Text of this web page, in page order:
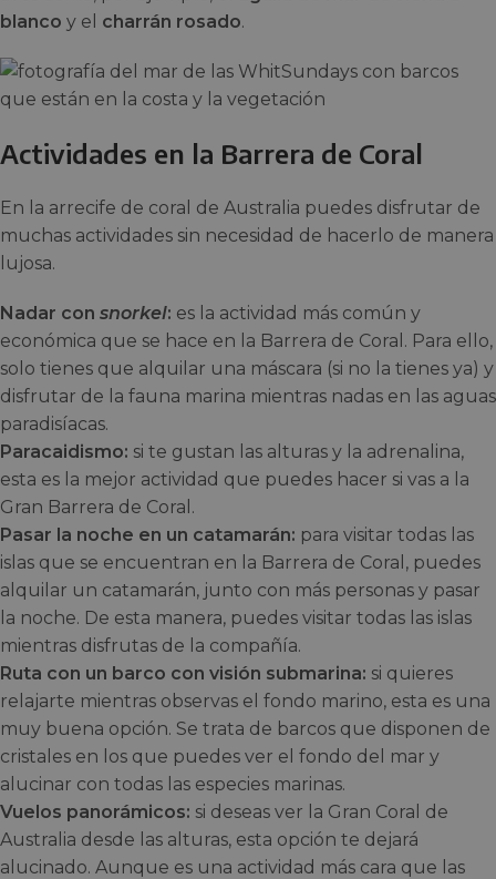
blanco y el charrán rosado.
Actividades en la Barrera de Coral
En la arrecife de coral de Australia puedes disfrutar de
muchas actividades sin necesidad de hacerlo de manera
lujosa.
Nadar con snorkel: es la actividad más común y
económica que se hace en la Barrera de Coral. Para ello,
solo tienes que alquilar una máscara (si no la tienes ya) y
disfrutar de la fauna marina mientras nadas en las aguas
paradisíacas.
Paracaidismo: si te gustan las alturas y la adrenalina,
esta es la mejor actividad que puedes hacer si vas a la
Gran Barrera de Coral.
Pasar la noche en un catamarán: para visitar todas las
islas que se encuentran en la Barrera de Coral, puedes
alquilar un catamarán, junto con más personas y pasar
la noche. De esta manera, puedes visitar todas las islas
mientras disfrutas de la compañía.
Ruta con un barco con visión submarina: si quieres
relajarte mientras observas el fondo marino, esta es una
muy buena opción. Se trata de barcos que disponen de
cristales en los que puedes ver el fondo del mar y
alucinar con todas las especies marinas.
Vuelos panorámicos: si deseas ver la Gran Coral de
Australia desde las alturas, esta opción te dejará
alucinado. Aunque es una actividad más cara que las